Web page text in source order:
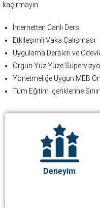
kaçırmayın.
İnternetten Canlı Ders
Etkileşimli Vaka Çalışması
Uygulama Dersleri ve
Örgün Yüz Yüze
Yönetmeliğe Uygun MEB
Tüm Eğitim İçeriklerine
Deneyim